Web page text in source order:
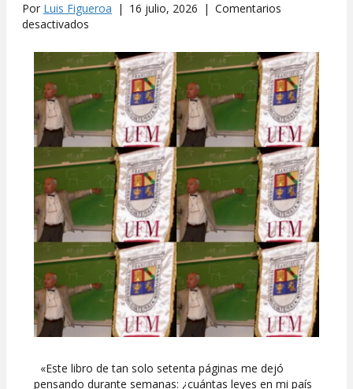
Por Luis Figueroa | 16 julio, 2026 | Comentarios
desactivados
Libros
y
libro
Muso
«Este libro de tan solo setenta páginas me dejó
pensando durante semanas: ¿cuántas leyes en mi país